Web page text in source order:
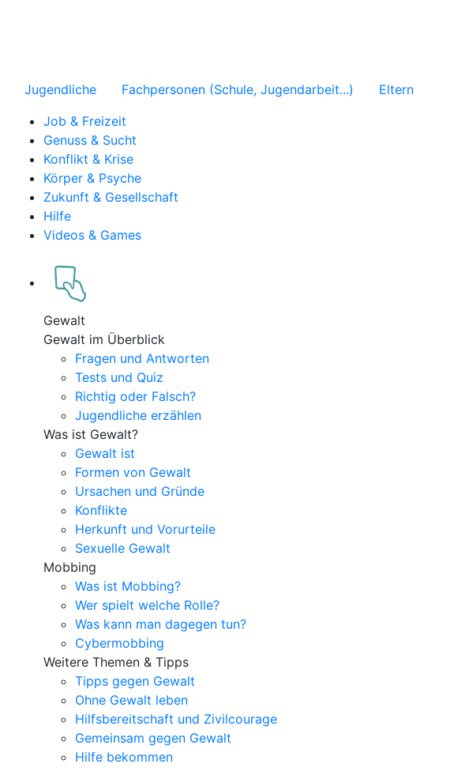
Jugendliche Fachpersonen (Schule, Jugendarbeit...)
Eltern
Job & Freizeit
Genuss & Sucht
Konflikt & Krise
Körper & Psyche
Zukunft & Gesellschaft
Hilfe
Videos & Games
Gewalt
Gewalt im Überblick
Fragen und Antworten
Tests und Quiz
Richtig oder Falsch?
Jugendliche erzählen
Was ist Gewalt?
Gewalt ist
Formen von Gewalt
Ursachen und Gründe
Konflikte
Herkunft und Vorurteile
Sexuelle Gewalt
Mobbing
Was ist Mobbing?
Wer spielt welche Rolle?
Was kann man dagegen tun?
Cybermobbing
Weitere Themen & Tipps
Tipps gegen Gewalt
Ohne Gewalt leben
Hilfsbereitschaft und Zivilcourage
Gemeinsam gegen Gewalt
Hilfe bekommen